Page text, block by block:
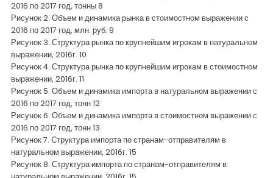
2016 по 2017 год, тонны 8
Рисунок 2. Объем и динамика рынка в стоимостном выражении с
2016 по 2017 год, млн. руб. 9
Рисунок 3. Структура рынка по крупнейшим игрокам в натуральном
выражении, 2016г. 10
Рисунок 4. Структура рынка по крупнейшим игрокам в стоимостном
выражении, 2016г. 11
Рисунок 5. Объем и динамика импорта в натуральном выражении с
2016 по 2017 год, тонн 12
Рисунок 6. Объем и динамика импорта в стоимостном выражении с
2016 по 2017 год, тонн 13
Рисунок 7. Структура импорта по странам-отправителям в
натуральном выражении, 2016г. 15
Рисунок 8. Структура импорта по странам-отправителям в